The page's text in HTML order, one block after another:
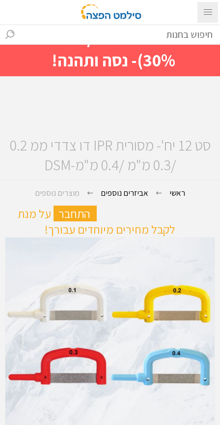
עם ההתחברות ניתן לראות מייד
מחירים מיוחדים(הנחות עד
30%)- נסה ותהנה!
סט 12 יח'- מסורית IPR דו צדדי ממ 0.2
/0.3 מ"מ /0.4 מ"מ-DSM
ראשי אביזרים נוספים מוצרים נוספים
התחבר על מנת
לקבל מחירים מיוחדים עבורך!